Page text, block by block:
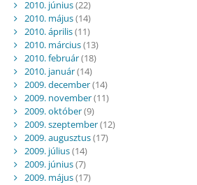
2010. június(22)
2010. május(14)
2010. április(11)
2010. március(13)
2010. február(18)
2010. január(14)
2009. december(14)
2009. november(11)
2009. október(9)
2009. szeptember(12)
2009. augusztus(17)
2009. július(14)
2009. június(7)
2009. május(17)